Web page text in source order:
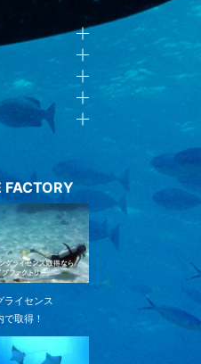
FACTORY
ライセンス
取得！